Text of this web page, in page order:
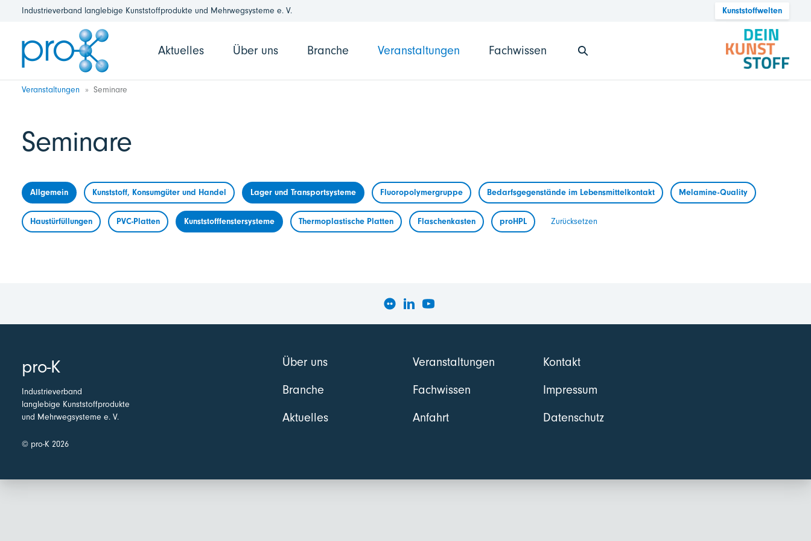
Industrieverband langlebige Kunststoffprodukte und Mehrwegsysteme e. V. Kunststoffwelten
Aktuelles Über uns Branche Veranstaltungen Fachwissen
Veranstaltungen Seminare
Seminare
Allgemein Kunststoff, Konsumgüter und Handel Lager und Transportsysteme Fluoropolymergruppe Bedarfsgegenstände im Lebensmittelkontakt Melamine-Quality
Haustürfüllungen PVC-Platten Kunststofffenstersysteme Thermoplastische Platten Flaschenkasten proHPL Zurücksetzen
pro-K
Industrieverband
langlebige Kunststoffprodukte
und Mehrwegsysteme e. V.
© pro-K 2026
Über uns
Branche
Aktuelles
Veranstaltungen
Fachwissen
Anfahrt
Kontakt
Impressum
Datenschutz